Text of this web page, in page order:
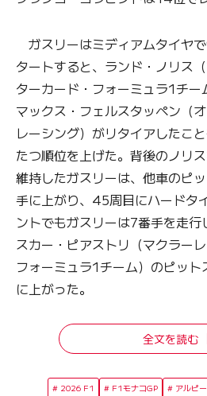
ガスリーはミディアムタイヤ
タートすると、ランド・ノリス
ターカード・フォーミュラ1チー
マックス・フェルスタッペン（
レーシング）がリタイアしたこ
たつ順位を上げた。背後のノリ
維持したガスリーは、他車のピ
手に上がり、45周目にハードタ
ントでもガスリーは7番手を走
スカー・ピアストリ（マクラー
フォーミュラ1チーム）のピッ
に上がった。
全文を読む
2026 F1 F1モナコGP アルピ